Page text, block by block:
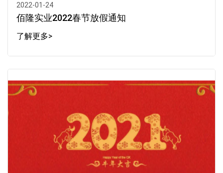
2022-01-24
佰隆实业2022春节放假通知
了解更多>